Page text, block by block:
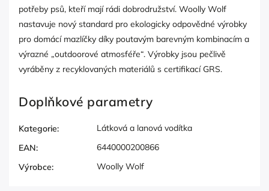
potřeby psů, kteří mají rádi dobrodružství. Woolly Wolf
nastavuje nový standard pro ekologicky odpovědné výrobky
pro domácí mazlíčky díky poutavým barevným kombinacím a
výrazné „outdoorové atmosféře“. Výrobky jsou pečlivě
vyráběny z recyklovaných materiálů s certifikací GRS.
Doplňkové parametry
Kategorie:
Látková a lanová vodítka
EAN:
6440000200866
Výrobce: Woolly Wolf